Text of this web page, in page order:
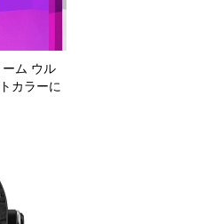
ム ウル
カラーに